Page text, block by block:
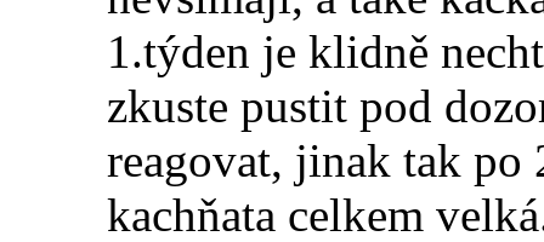
1.týden je klidně
zkuste pustit pod
reagovat, jinak tak po
kachňata celkem